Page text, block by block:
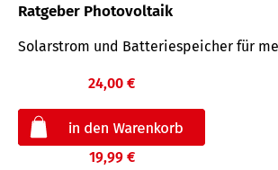
Ratgeber Photovoltaik
Solarstrom und Batteriespeicher für
24,00 €
19,99 €